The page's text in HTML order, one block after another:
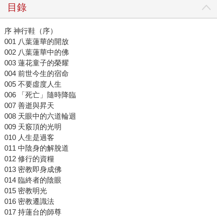
目錄
序 神行鞋（序）
001 八葉蓮華的開放
002 八葉蓮華中的佛
003 蓮花童子的榮耀
004 前世今生的宿命
005 不要虛度人生
006 「死亡」隨時降臨
007 善逝與昇天
008 天眼中的六道輪迴
009 天竅頂的光明
010 人生是過客
011 中陰身的解脫道
012 修行的資糧
013 密教即身成佛
014 臨終者的陰眼
015 密教明光
016 密教遷識法
017 持蓮台的師尊